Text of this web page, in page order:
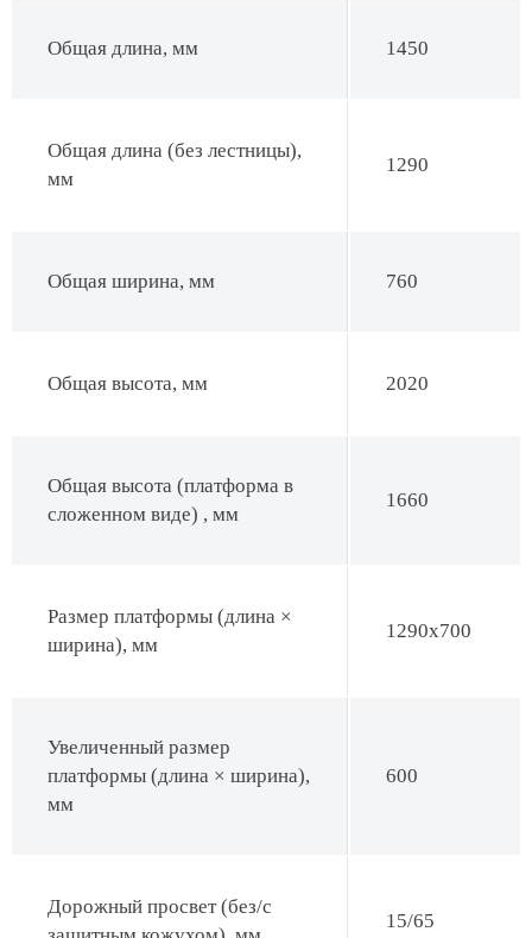
Общая длина, мм 1450
Общая длина (без лестницы),
мм
1290
Общая ширина, мм 760
Общая высота, мм 2020
Общая высота (платформа в
сложенном виде) , мм
1660
Размер платформы (длина ×
ширина), мм
1290х700
Увеличенный размер
платформы (длина × ширина),
мм
600
Дорожный просвет (без/с
15/65